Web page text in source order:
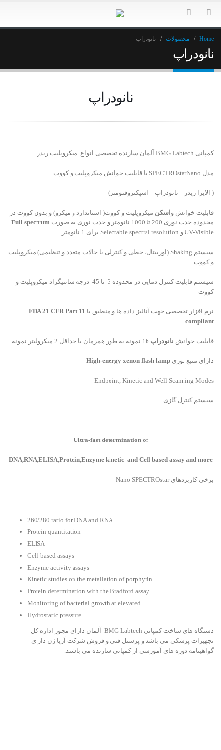
Home محصولات نانودراپ
نانودراپ
نانودراپ
کمپانی BMG Labtech آلمان سازنده تخصصی انواع میکروپلیت ریدر
مدل SPECTROstarNano با قابلیت خوانش میکروپلیت و کووت
( الایزا ریدر – نانودراپ – اسپکتروفتومتر)
قابلیت خوانش و اسکن میکروپلیت و کووت( استاندارد و میکرو) و بدون کووت در
محدوده جذب نوری 200 تا 1000 نانومتر و جذب نوری به صورت
Full spectrum
UV-Visibleو Selectable spectral resolution برای 1 نانومتر
سیستم Shaking (اوربیتال، خطی و کنترلی با حالات متعدد و تنظیمی) میکروپلیت
و کووت
سیستم قابلیت کنترل دمایی در محدوده 3 تا 45 درجه سانتیگراد میکروپلیت و
کووت
نرم افزار تخصصی جهت آنالیز داده ها و منطبق با FDA 21 CFR Part 11
compliant
قابلیت خوانش نانودراپ
دارای منبع نوری High-energy xenon flash lamp
Endpoint, Kinetic and Well Scanning Modes
سیستم کنترل گازی
Ultra-fast determination of
DNA,RNA,ELISA,Protein,Enzyme kinetic and Cell based assay and more
برخی کاربردهای Nano SPECTROstar
260/280 ratio for DNA and RNA
Protein quantitation
ELISA
Cell-based assays
Enzyme activity assays
Kinetic studies on the metallation of porphyrin
Protein determination with the Bradford assay
Monitoring of bacterial growth at elevated
Hydrostatic pressure
دستگاه های ساخت کمپانی BMG Labtech آلمان دارای مجوز اداره کل
تجهیزات پزشکی می باشد و پرسنل فنی و فروش شرکت آریا ژن دارای
گواهینامه دوره های آموزشی از کمپانی سازنده می باشند.